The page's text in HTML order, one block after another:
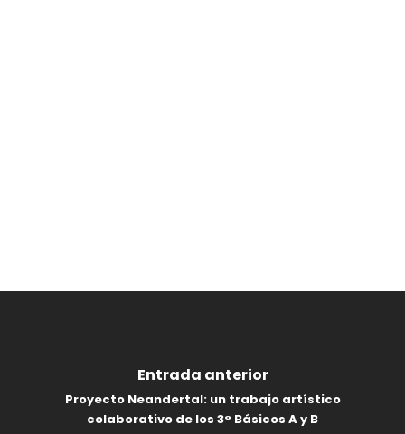
Entrada anterior
Proyecto Neandertal: un trabajo artístico
colaborativo de los 3° Básicos A y B